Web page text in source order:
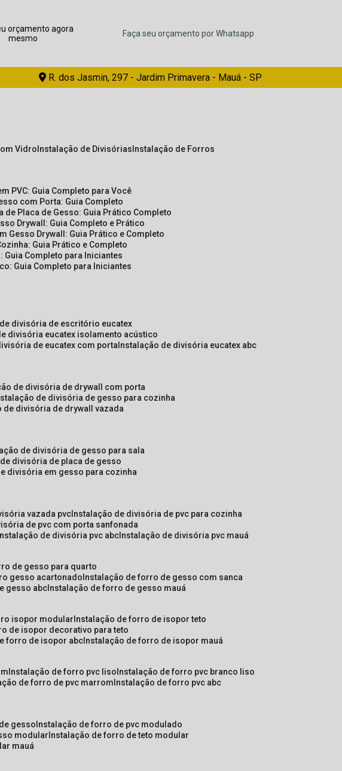
orçamento agora
mesmo
Faça seu orçamento por Whatsapp
R. dos Jasmin, 297 - Jardim Primavera - Mauá - SP
Vidro Instalação de Divisórias Instalação de Forros
PVC: Guia Completo para Você
com Porta: Guia Completo
de Placa de Gesso: Guia Prático Completo
Drywall: Guia Completo e Prático
Gesso Drywall: Guia Prático e Completo
Guia Prático e Completo
Guia Completo para Iniciantes
Guia Completo para Iniciantes
divisória de escritório eucatex
divisória eucatex isolamento acústico
de eucatex com porta instalação de divisória eucatex abc
de divisória de drywall com porta
de divisória de gesso para cozinha
de divisória de drywall vazada
de divisória de gesso para sala
divisória de placa de gesso
divisória em gesso para cozinha
vazada pvc instalação de divisória de pvc para cozinha
de pvc com porta sanfonada
instalação de divisória pvc abc instalação de divisória pvc mauá
de gesso para quarto
gesso acartonado instalação de forro de gesso com sanca
gesso abc instalação de forro de gesso mauá
isopor modular instalação de forro de isopor teto
de isopor decorativo para teto
forro de isopor abc instalação de forro de isopor mauá
instalação de forro pvc liso instalação de forro pvc branco liso
de forro de pvc marrom instalação de forro pvc abc
gesso instalação de forro de pvc modulado
modular instalação de forro de teto modular
mauá